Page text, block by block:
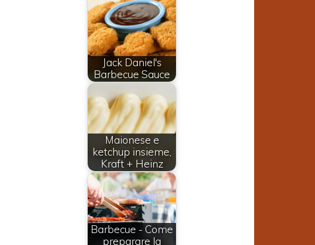
Jack Daniel's
Barbecue Sauce
Maionese e
ketchup insieme,
Kraft + Heinz
Barbecue - Come
preparare la